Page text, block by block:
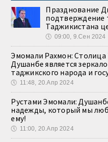
Празднование
подтверждение
Таджикистана
🕔 09:00, 9.Сен 2024
Эмомали Рахмон:
Душанбе является
таджикского народа и
🕔 11:48, 20.Апр 2024
Рустами Эмомали:
надежды, который мы
ему!
🕔 11:00, 20.Апр 2024